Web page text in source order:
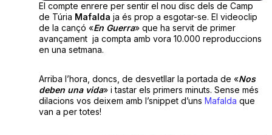
El compte enrere per sentir el nou disc dels de Camp
de Túria Mafalda ja és prop a esgotar-se. El videoclip
de la cançó «En Guerra» que ha servit de primer
avançament ja compta amb vora 10.000 reproduccions
en una setmana.
Arriba l’hora, doncs, de desvetllar la portada de «Nos
deben una vida» i tastar els primers minuts. Sense més
dilacions vos deixem amb l’snippet d’uns Mafalda que
van a per totes!